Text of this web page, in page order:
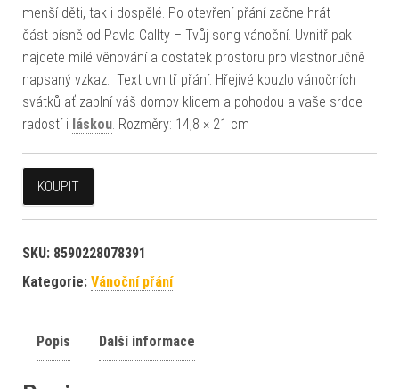
menší děti, tak i dospělé. Po otevření přání začne hrát
část písně od Pavla Callty – Tvůj song vánoční. Uvnitř pak
najdete milé věnování a dostatek prostoru pro vlastnoručně
napsaný vzkaz. Text uvnitř přání: Hřejivé kouzlo vánočních
svátků ať zaplní váš domov klidem a pohodou a vaše srdce
radostí i láskou . Rozměry: 14,8 × 21 cm
KOUPIT
SKU: 8590228078391
Kategorie: Vánoční přání
Popis Další informace